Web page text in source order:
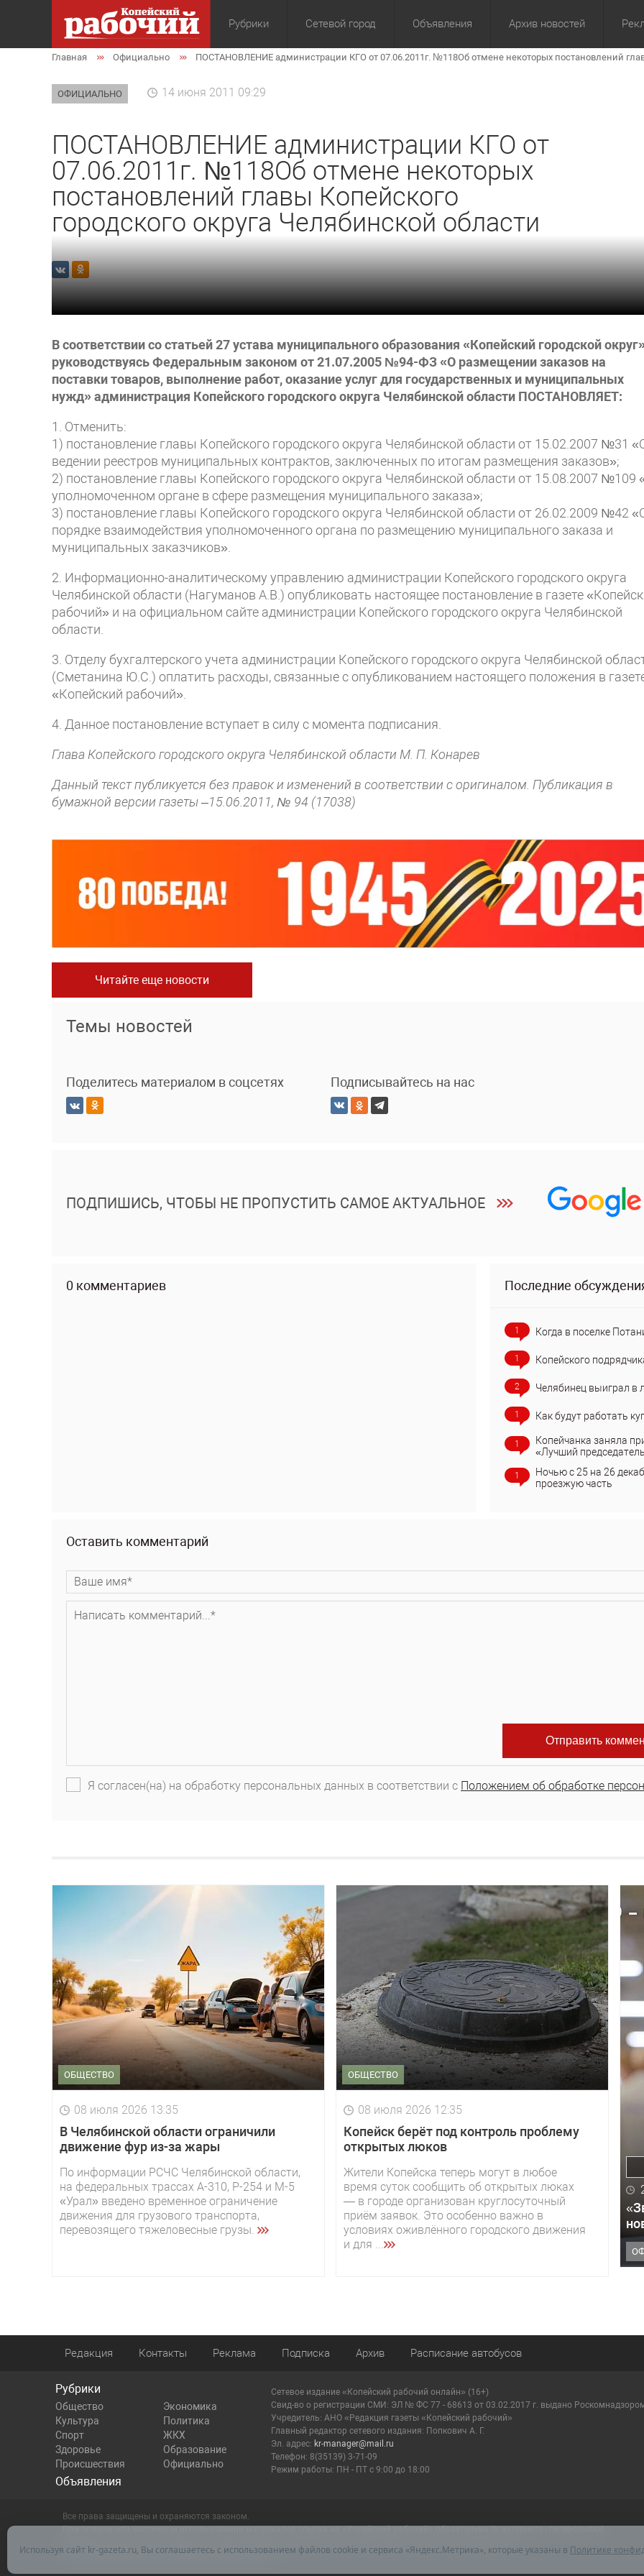
Рубрики
Общество Экономика Культура Политика Спорт ЖКХ
Сетевой город Объявления Архив новостей
За сутки За 3 дня
Главная Официально ПОСТАНОВЛЕНИЕ администрации КГО от 07.06.2011г. №118Об отмене некоторых постановлений
ОФИЦИАЛЬНО 14 июня 2011 09:29
ПОСТАНОВЛЕНИЕ администрации КГО от
07.06.2011г. №118Об отмене некоторых
постановлений главы Копейского
городского округа Челябинской области
В соответствии со статьей 27 устава муниципального образования «Копейский городской
руководствуясь Федеральным законом от 21.07.2005 №94-ФЗ «О размещении заказов на
поставки товаров, выполнение работ, оказание услуг для государственных и муниципальных
нужд» администрация Копейского городского округа Челябинской области ПОСТАНОВЛЯЕТ:
1. Отменить:
1) постановление главы Копейского городского округа Челябинской области от 15.02.2007 №31
ведении реестров муниципальных контрактов, заключенных по итогам размещения заказов»;
2) постановление главы Копейского городского округа Челябинской области от 15.08.2007 №109
уполномоченном органе в сфере размещения муниципального заказа»;
3) постановление главы Копейского городского округа Челябинской области от 26.02.2009 №42
порядке взаимодействия уполномоченного органа по размещению муниципального заказа и
муниципальных заказчиков».
2. Информационно-аналитическому управлению администрации Копейского городского округа
Челябинской области (Нагуманов А.В.) опубликовать настоящее постановление в газете
рабочий» и на официальном сайте администрации Копейского городского округа Челябинской
области.
3. Отделу бухгалтерского учета администрации Копейского городского округа Челябинской
(Сметанина Ю.С.) оплатить расходы, связанные с опубликованием настоящего положения в
«Копейский рабочий».
4. Данное постановление вступает в силу с момента подписания.
Глава Копейского городского округа Челябинской области М. П. Конарев
Данный текст публикуется без правок и изменений в соответствии с оригиналом. Публикация в
бумажной версии газеты –15.06.2011, № 94 (17038)
Читайте еще новости
Темы новостей
Поделитесь материалом в соцсетях Подписывайтесь на нас
ПОДПИШИСЬ, ЧТОБЫ НЕ ПРОПУСТИТЬ САМОЕ АКТУАЛЬНОЕ
0 комментариев Последние
1 Когда в поселке
1 Копейского
2 Челябинец выиграл в
1 Как будут работать
1
Копейчанка заняла
«Лучший
1
Ночью с 25 на 26
проезжую часть
Оставить комментарий
Я согласен(на) на обработку персональных данных в соответствии с Положением об обработке
ОБЩЕСТВО
08 июля 2026 13:35
В Челябинской области ограничили
движение фур из-за жары
По информации РСЧС Челябинской области,
на федеральных трассах А-310, Р-254 и М-5
«Урал» введено временное ограничение
движения для грузового транспорта,
перевозящего тяжеловесные грузы.
ОБЩЕСТВО
08 июля 2026 12:35
Копейск берёт под контроль проблему
открытых люков
Жители Копейска теперь могут в любое
время суток сообщить об открытых люках
— в городе организован круглосуточный
приём заявок. Это особенно важно в
условиях оживлённого городского движения
и для ...
Редакция Контакты Реклама Подписка Архив Расписание автобусов
Рубрики
Общество
Экономика
Культура
Политика
Спорт
ЖКХ
Здоровье
Образование
Происшествия
Официально
Объявления
Сетевое издание «Копейский рабочий онлайн» (16+)
Cвид-во о регистрации СМИ: ЭЛ № ФС 77 - 68613 от 03.02.2017 г. выдано
Учредитель: АНО «Редакция газеты «Копейский рабочий»
Главный редактор сетевого издания: Попкович А. Г.
Эл. адрес: kr-manager@mail.ru
Телефон: 8(35139) 3-71-09
Режим работы: ПН - ПТ с 9:00 до 18:00
Все права защищены и охраняются законом.
При полном или частичном использовании материалов ссылка на «Копейский рабочий» обязательна (в интернете - гиперссылка).
Настоящий ресурс может содержать материалы 16+
Используя сайт kr-gazeta.ru, Вы соглашаетесь с использованием файлов cookie и сервиса «Яндекс.Метрика», которые указаны в Политике